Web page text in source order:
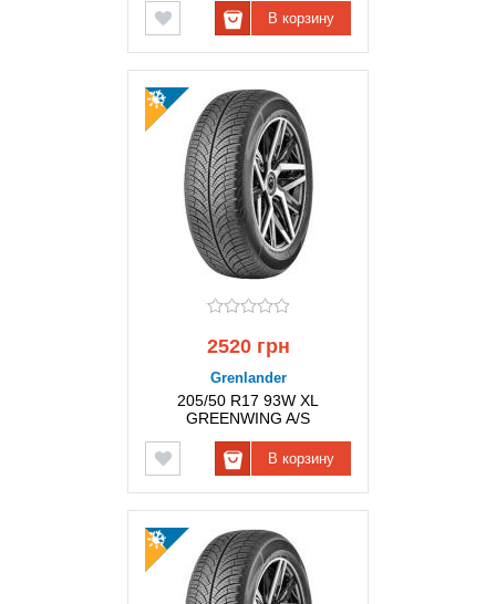
В корзину
2520 грн
Grenlander
205/50 R17 93W XL
GREENWING A/S
В корзину